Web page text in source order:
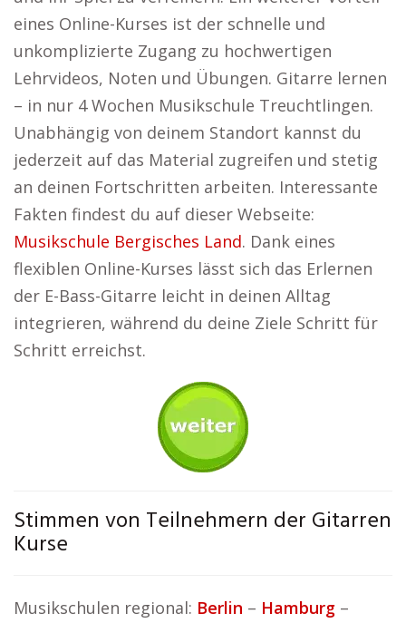
eines Online-Kurses ist der schnelle und
unkomplizierte Zugang zu hochwertigen
Lehrvideos, Noten und Übungen. Gitarre lernen
– in nur 4 Wochen Musikschule Treuchtlingen.
Unabhängig von deinem Standort kannst du
jederzeit auf das Material zugreifen und stetig
an deinen Fortschritten arbeiten. Interessante
Fakten findest du auf dieser Webseite:
Musikschule Bergisches Land. Dank eines
flexiblen Online-Kurses lässt sich das Erlernen
der E-Bass-Gitarre leicht in deinen Alltag
integrieren, während du deine Ziele Schritt für
Schritt erreichst.
Stimmen von Teilnehmern der Gitarren
Kurse
Musikschulen regional: Berlin – Hamburg –